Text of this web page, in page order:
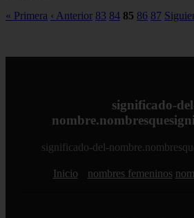
« Primera ‹ Anterior 83 84 85 86 87
significado-
significado-del-
Inicio nombres femeninos